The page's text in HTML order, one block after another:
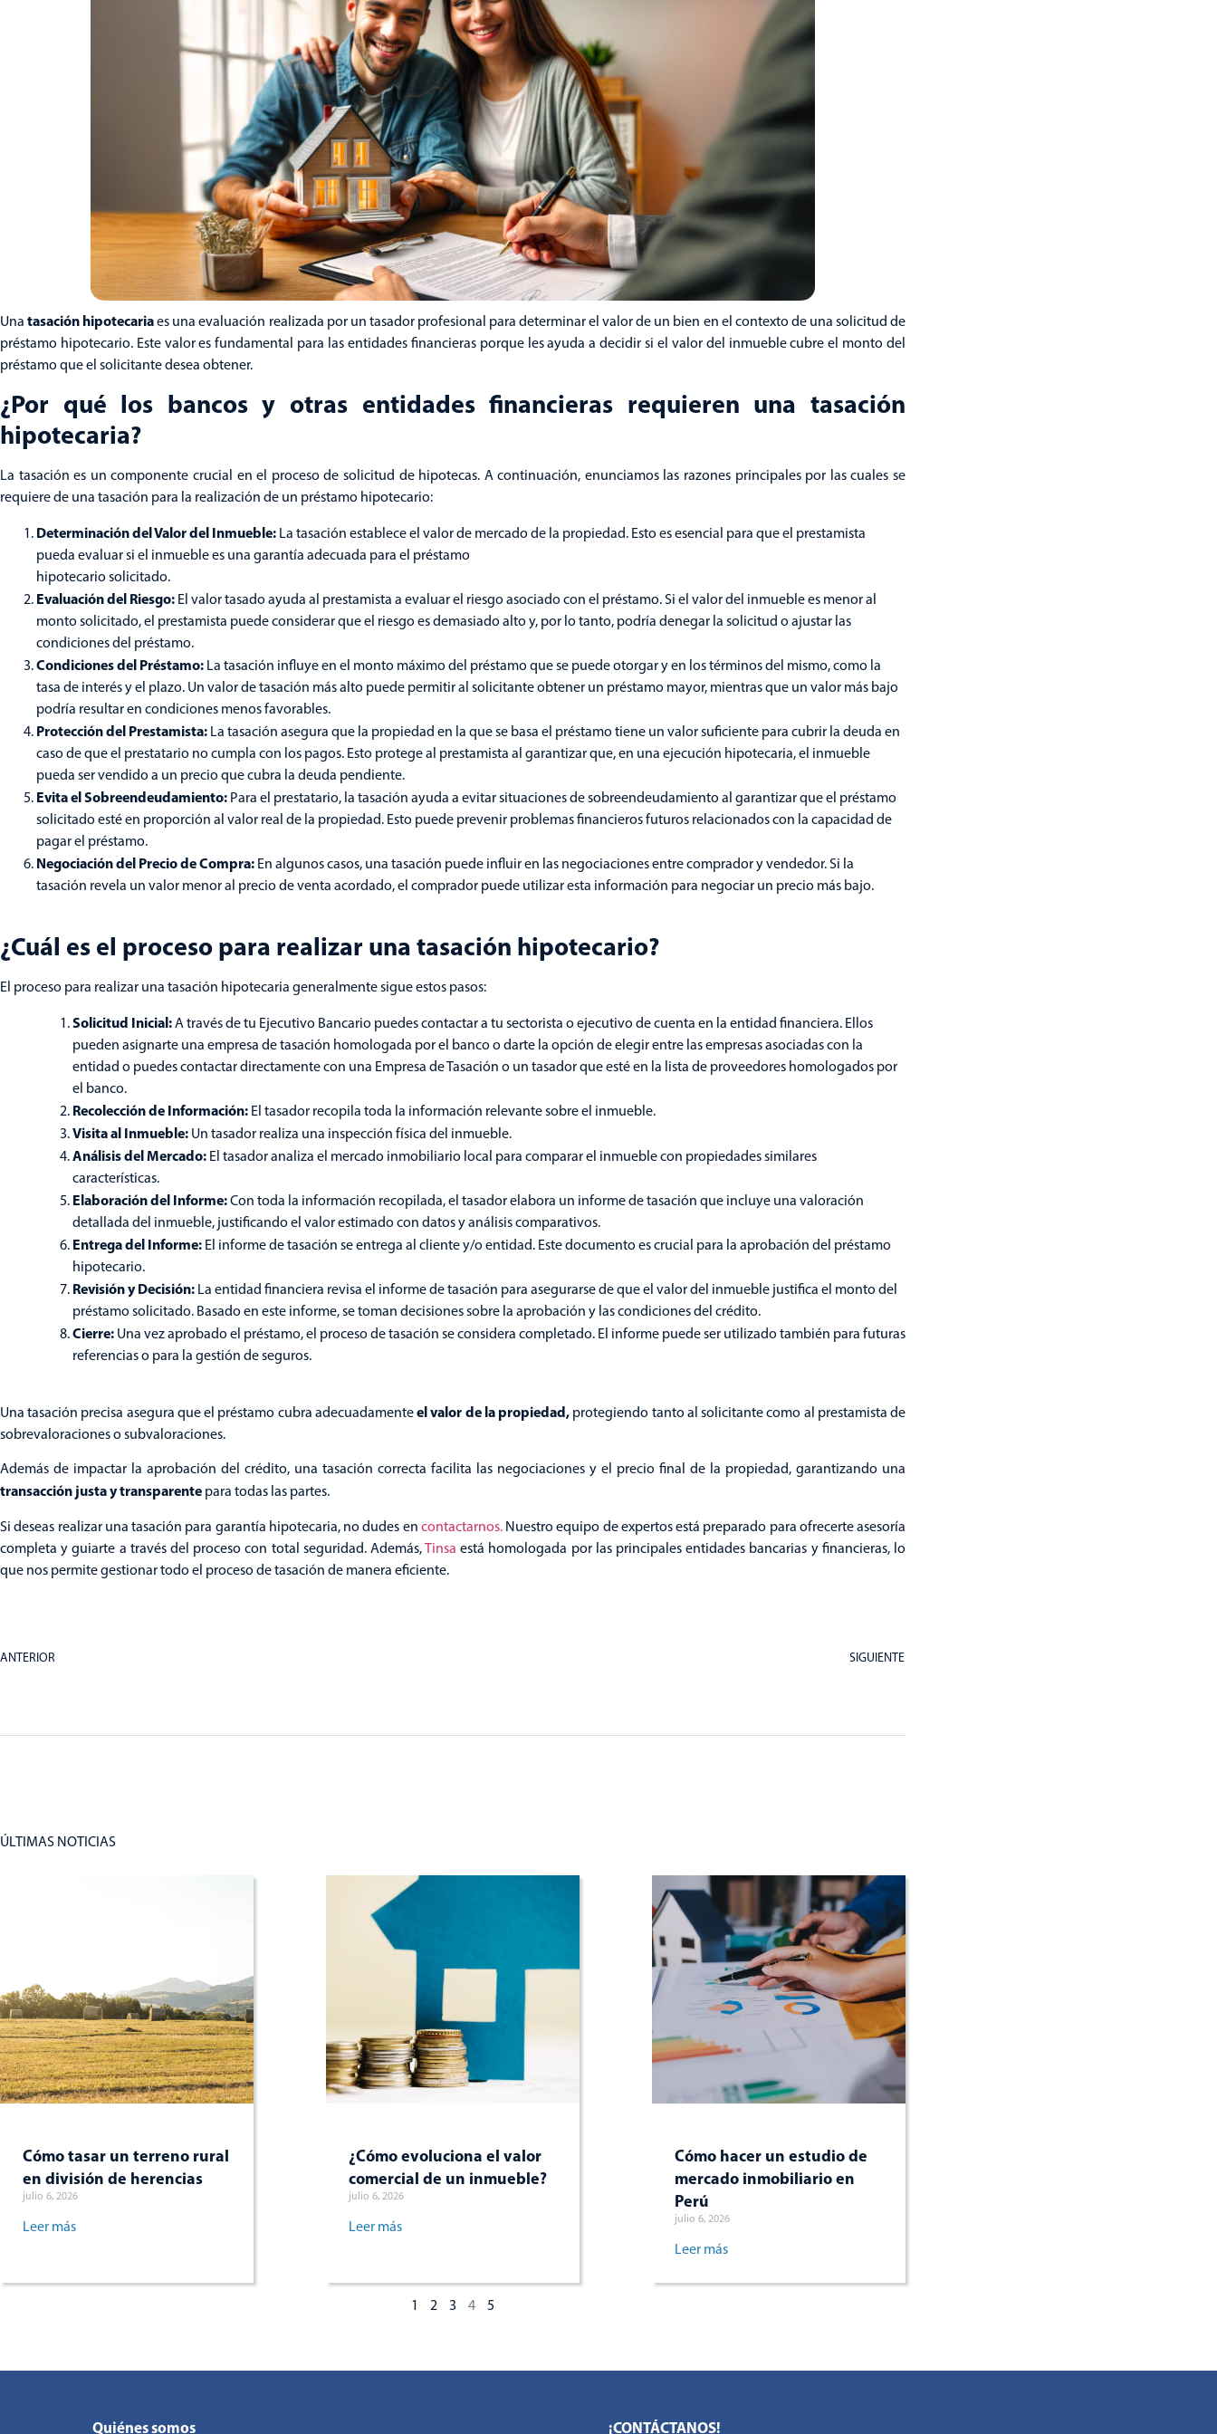
Unatasación hipotecariaes una evaluación realizada por un tasador profesional para determinar el valor de un bien en el contexto de una solicitud de
préstamo hipotecario. Este valor es fundamental para las entidades financieras porque les ayuda a decidir si el valor del inmueble cubre el monto del
préstamo que el solicitante desea obtener.
¿Por qué los bancos y otras entidades financieras requieren una tasación
hipotecaria?
La tasación es un componente crucial en el proceso de solicitud de hipotecas. A continuación, enunciamos las razones principales por las cuales se
requiere de una tasación para la realización de un préstamo hipotecario:
Determinación del Valor del Inmueble: La tasación establece el valor de mercado de la propiedad. Esto es esencial para que el prestamista
pueda evaluar si el inmueble es una garantía adecuada para el préstamo
hipotecario solicitado.
Evaluación del Riesgo: El valor tasado ayuda al prestamista a evaluar el riesgo asociado con el préstamo. Si el valor del inmueble es menor al
monto solicitado, el prestamista puede considerar que el riesgo es demasiado alto y, por lo tanto, podría denegar la solicitud o ajustar las
condiciones del préstamo.
Condiciones del Préstamo: La tasación influye en el monto máximo del préstamo que se puede otorgar y en los términos del mismo, como la
tasa de interés y el plazo. Un valor de tasación más alto puede permitir al solicitante obtener un préstamo mayor, mientras que un valor más bajo
podría resultar en condiciones menos favorables.
Protección del Prestamista: La tasación asegura que la propiedad en la que se basa el préstamo tiene un valor suficiente para cubrir la deuda en
caso de que el prestatario no cumpla con los pagos. Esto protege al prestamista al garantizar que, en una ejecución hipotecaria, el inmueble
pueda ser vendido a un precio que cubra la deuda pendiente.
Evita el Sobreendeudamiento: Para el prestatario, la tasación ayuda a evitar situaciones de sobreendeudamiento al garantizar que el préstamo
solicitado esté en proporción al valor real de la propiedad. Esto puede prevenir problemas financieros futuros relacionados con la capacidad de
pagar el préstamo.
Negociación del Precio de Compra: En algunos casos, una tasación puede influir en las negociaciones entre comprador y vendedor. Si la
tasación revela un valor menor al precio de venta acordado, el comprador puede utilizar esta información para negociar un precio más bajo.
¿Cuál es el proceso para realizar una tasación hipotecario?
El proceso para realizar una tasación hipotecaria generalmente sigue estos pasos:
Solicitud Inicial:A través de tu Ejecutivo Bancario puedes contactar a tu sectorista o ejecutivo de cuenta en la entidad financiera. Ellos
pueden asignarte una empresa de tasación homologada por el banco o darte la opción de elegir entre las empresas asociadas con la
entidad o puedes contactar directamente con una Empresa de Tasación o un tasador que esté en la lista de proveedores homologados por
el banco.
Recolección de Información: El tasador recopila toda la información relevante sobre el inmueble.
Visita al Inmueble: Un tasador realiza una inspección física del inmueble.
Análisis del Mercado: El tasador analiza el mercado inmobiliario local para comparar el inmueble con propiedades similares
características.
Elaboración del Informe:Con toda la información recopilada, el tasador elabora un informe de tasación que incluye una valoración
detallada del inmueble, justificando el valor estimado con datos y análisis comparativos.
Entrega del Informe: El informe de tasación se entrega al cliente y/o entidad. Este documento es crucial para la aprobación del préstamo
hipotecario.
Revisión y Decisión: La entidad financiera revisa el informe de tasación para asegurarse de que el valor del inmueble justifica el monto del
préstamo solicitado. Basado en este informe, se toman decisiones sobre la aprobación y las condiciones del crédito.
Cierre: Una vez aprobado el préstamo, el proceso de tasación se considera completado. El informe puede ser utilizado también para futuras
referencias o para la gestión de seguros.
Una tasación precisa asegura que el préstamo cubra adecuadamenteel valor de la propiedad, protegiendo tanto al solicitante como al prestamista de
sobrevaloraciones o subvaloraciones.
Además de impactar la aprobación del crédito, una tasación correcta facilita las negociaciones y el precio final de la propiedad, garantizando una
transacción justa y transparente para todas las partes.
Si deseas realizar una tasación para garantía hipotecaria, no dudes en contactarnos.Nuestro equipo de expertos está preparado para ofrecerte asesoría
completa y guiarte a través del proceso con total seguridad. Además,Tinsa está homologada por las principales entidades bancarias y financieras, lo
que nos permite gestionar todo el proceso de tasación de manera eficiente.
ANTERIOR SIGUIENTE
ÚLTIMAS NOTICIAS
Cómo tasar un terreno rural
en división de herencias
julio 6, 2026
Leer más
¿Cómo evoluciona el valor
comercial de un inmueble?
julio 6, 2026
Leer más
Cómo hacer un estudio de
mercado inmobiliario en
Perú
julio 6, 2026
Leer más
1 2 3 4 5
Quiénes somos ¡CONTÁCTANOS!